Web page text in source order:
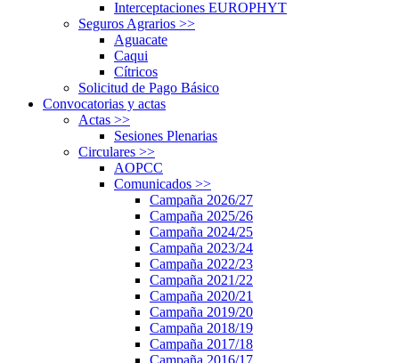
Interceptaciones EUROPHYT
Seguros Agrarios >>
Aguacate
Caqui
Cítricos
Solicitud de Pago Básico
Convocatorias y actas
Actas >>
Sesiones Plenarias
Circulares >>
AOPCC
Comunicados >>
Campaña 2026/27
Campaña 2025/26
Campaña 2024/25
Campaña 2023/24
Campaña 2022/23
Campaña 2021/22
Campaña 2020/21
Campaña 2019/20
Campaña 2018/19
Campaña 2017/18
Campaña 2016/17